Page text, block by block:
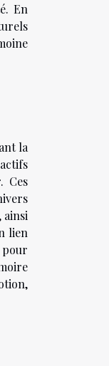
En
la
Ces
ainsi
lien
pour